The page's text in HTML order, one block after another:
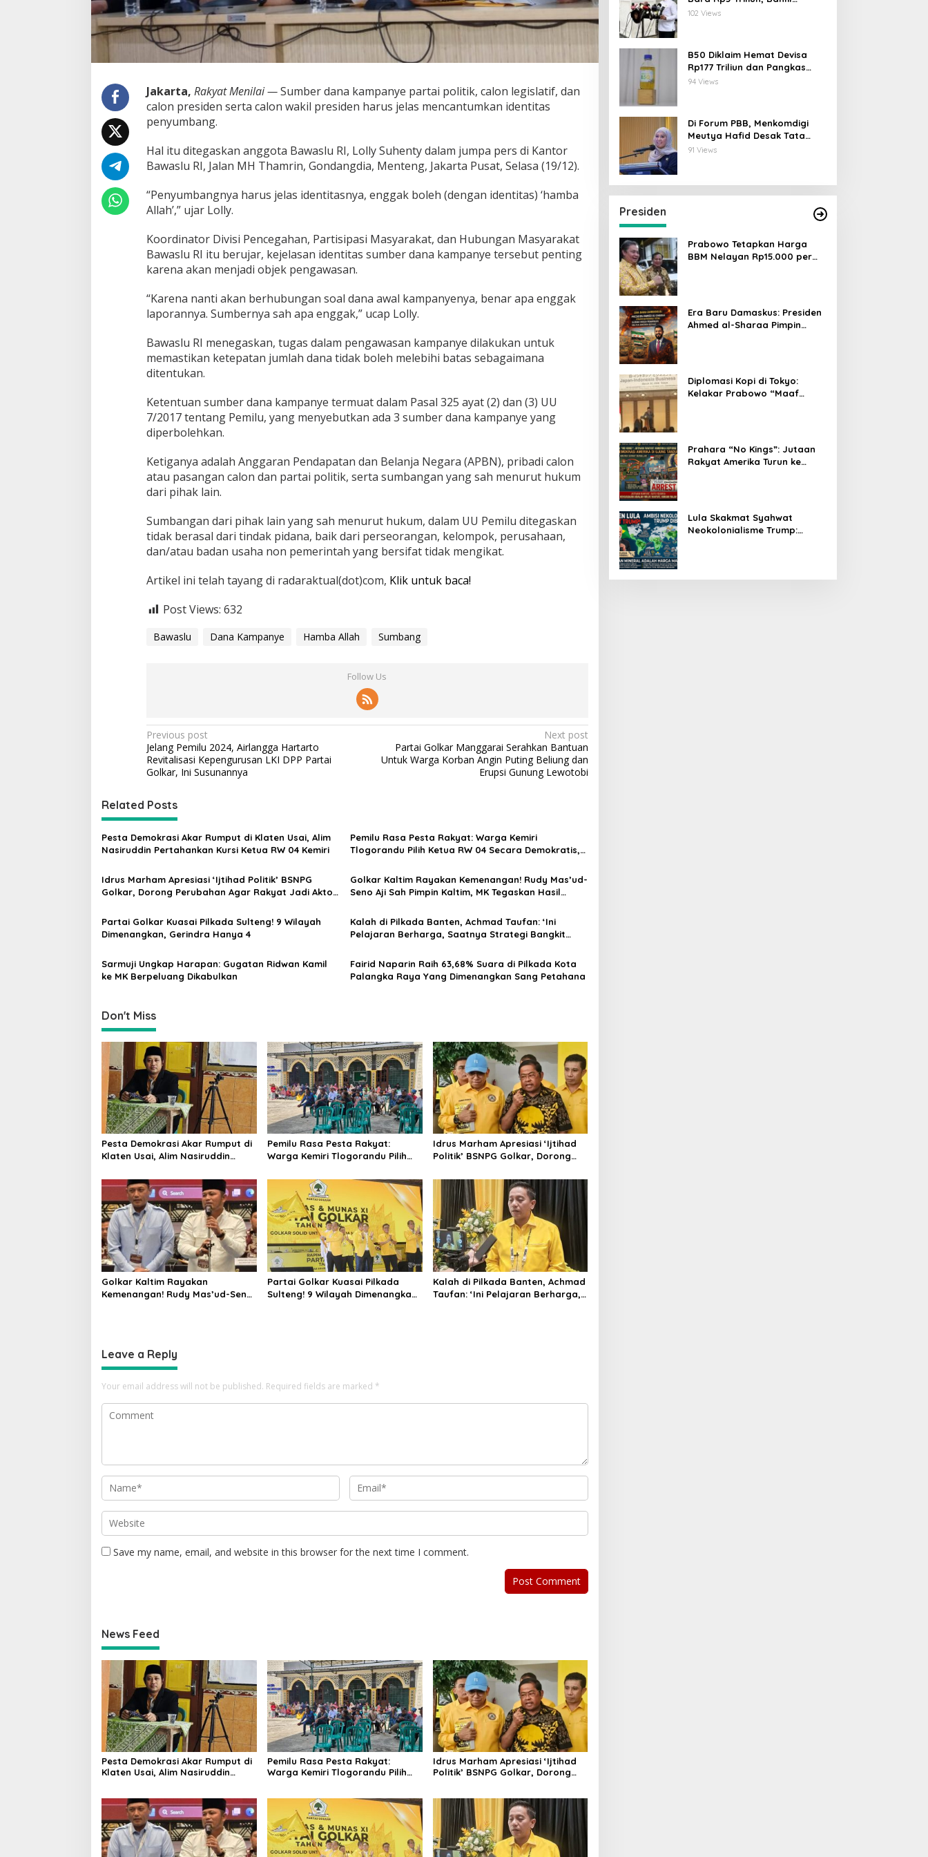
'
H
a
m
l
l
a
'
D
i
a
r
a
g
B
a
a
l
Jakarta, Rakyat Menilai —Sumber dana kampanye partai politik, calon legislatif, dan
calon presiden serta calon wakil presiden harus jelas mencantumkan identitas
penyumbang.
Hal itu ditegaskan anggota Bawaslu RI, Lolly Suhenty dalam jumpa pers di Kantor
Bawaslu RI, Jalan MH Thamrin, Gondangdia, Menteng, Jakarta Pusat, Selasa (19/12).
“Penyumbangnya harus jelas identitasnya, enggak boleh (dengan identitas) ‘hamba
Allah’,” ujar Lolly.
Koordinator Divisi Pencegahan, Partisipasi Masyarakat, dan Hubungan Masyarakat
Bawaslu RI itu berujar, kejelasan identitas sumber dana kampanye tersebut penting
karena akan menjadi objek pengawasan.
“Karena nanti akan berhubungan soal dana awal kampanyenya, benar apa enggak
laporannya. Sumbernya sah apa enggak,” ucap Lolly.
Bawaslu RI menegaskan, tugas dalam pengawasan kampanye dilakukan untuk
memastikan ketepatan jumlah dana tidak boleh melebihi batas sebagaimana
ditentukan.
Ketentuan sumber dana kampanye termuat dalam Pasal 325 ayat (2) dan (3) UU
7/2017 tentang Pemilu, yang menyebutkan ada 3 sumber dana kampanye yang
diperbolehkan.
Ketiganya adalah Anggaran Pendapatan dan Belanja Negara (APBN), pribadi calon
atau pasangan calon dan partai politik, serta sumbangan yang sah menurut hukum
dari pihak lain.
Sumbangan dari pihak lain yang sah menurut hukum, dalam UU Pemilu ditegaskan
tidak berasal dari tindak pidana, baik dari perseorangan, kelompok, perusahaan,
dan/atau badan usaha non pemerintah yang bersifat tidak mengikat.
Artikel ini telah tayang di radaraktual(dot)com, Klik untuk baca!
Post Views: 632
Bawaslu Dana Kampanye Hamba Allah Sumbang
Follow Us
P
o
s
t
n
a
v
i
g
a
t
o
n
Previous post
Jelang Pemilu 2024, Airlangga Hartarto
Revitalisasi Kepengurusan LKI DPP Partai
Golkar, Ini Susunannya
Next post
Partai Golkar Manggarai Serahkan Bantuan
Untuk Warga Korban Angin Puting Beliung dan
Erupsi Gunung Lewotobi
Related Posts
Pesta Demokrasi Akar Rumput di Klaten Usai, Alim
Nasiruddin Pertahankan Kursi Ketua RW 04 Kemiri
Pemilu Rasa Pesta Rakyat: Warga Kemiri
Tlogorandu Pilih Ketua RW 04 Secara Demokratis,
Idrus Marham Apresiasi ‘Ijtihad Politik’ BSNPG
Golkar, Dorong Perubahan Agar Rakyat Jadi Aktor
Golkar Kaltim Rayakan Kemenangan! Rudy Mas’ud-
Seno Aji Sah Pimpin Kaltim, MK Tegaskan Hasil
Partai Golkar Kuasai Pilkada Sulteng! 9 Wilayah
Dimenangkan, Gerindra Hanya 4
Kalah di Pilkada Banten, Achmad Taufan: ‘Ini
Pelajaran Berharga, Saatnya Strategi Bangkit
Sarmuji Ungkap Harapan: Gugatan Ridwan Kamil
ke MK Berpeluang Dikabulkan
Fairid Naparin Raih 63,68% Suara di Pilkada Kota
Palangka Raya Yang Dimenangkan Sang Petahana
Don't Miss
Pesta Demokrasi Akar Rumput di
Klaten Usai, Alim Nasiruddin
Kemiri
Pemilu Rasa Pesta Rakyat:
Warga Kemiri Tlogorandu Pilih
Rebutan Door Prize Menarik!
Idrus Marham Apresiasi ‘Ijtihad
Politik’ BSNPG Golkar, Dorong
Aktor Utama di Pemilu!
Golkar Kaltim Rayakan
Kemenangan! Rudy Mas’ud-Seno
Partai Golkar Kuasai Pilkada
Sulteng! 9 Wilayah Dimenangkan,
Kalah di Pilkada Banten, Achmad
Taufan: ‘Ini Pelajaran Berharga,
Leave a Reply
Your email address will not be published. Required fields are marked *
Save my name, email, and website in this browser for the next time I comment.
News Feed
Pesta Demokrasi Akar Rumput di
Klaten Usai, Alim Nasiruddin
Pemilu Rasa Pesta Rakyat:
Warga Kemiri Tlogorandu Pilih
Idrus Marham Apresiasi ‘Ijtihad
Politik’ BSNPG Golkar, Dorong
Lahadalia: ESDM Siap Berikan
102 Views
B50 Diklaim Hemat Devisa
Rp177 Triliun dan Pangkas
Emisi 44 Juta Ton CO₂
94 Views
Di Forum PBB, Menkomdigi
Meutya Hafid Desak Tata
Kelola AI Global Utamakan
91 Views
Presiden
Prabowo Tetapkan Harga
BBM Nelayan Rp15.000 per
Era Baru Damaskus: Presiden
Ahmed al-Sharaa Pimpin
Diplomasi Kopi di Tokyo:
Kelakar Prabowo “Maaf
Prahara “No Kings”: Jutaan
Rakyat Amerika Turun ke
Lula Skakmat Syahwat
Neokolonialisme Trump: